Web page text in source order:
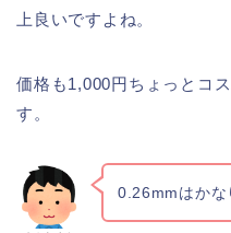
上良いですよね。
価格も1,000円ちょっとコ
す。
0.26mmはかな